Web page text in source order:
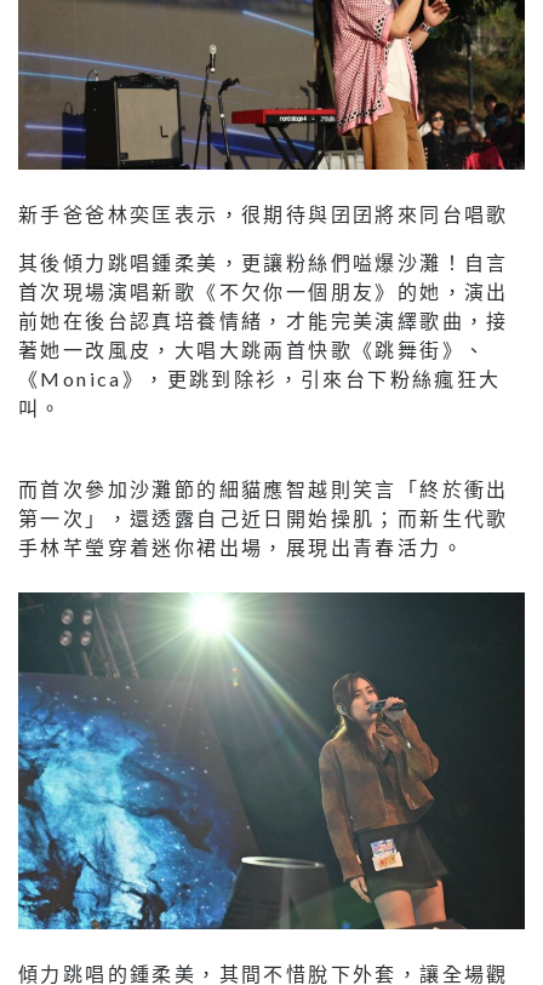
新手爸爸林奕匡表示，很期待與囝囝將來同台唱歌
其後傾力跳唱鍾柔美，更讓粉絲們嗌爆沙灘！自言
首次現場演唱新歌《不欠你一個朋友》的她，演出
前她在後台認真培養情緒，才能完美演繹歌曲，接
著她一改風皮，大唱大跳兩首快歌《跳舞街》、
《Monica》，更跳到除衫，引來台下粉絲瘋狂大
叫。
而首次參加沙灘節的細貓應智越則笑言「終於衝出
第一次」，還透露自己近日開始操肌；而新生代歌
手林芊瑩穿着迷你裙出場，展現出青春活力。
傾力跳唱的鍾柔美，其間不惜脫下外套，讓全場觀